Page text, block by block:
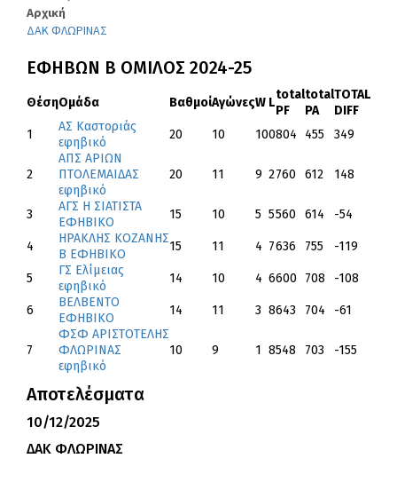
Αρχική
ΔΑΚ ΦΛΩΡΙΝΑΣ
ΕΦΗΒΩΝ Β΄ ΟΜΙΛΟΣ 2024-25
ΘέσηΟμάδα ΒαθμοίΑγώνεςW L
total
PF
total
PA
TOTAL
DIFF
1
ΑΣ Καστοριάς
εφηβικό
20 10 100804 455 349
2
ΑΠΣ ΑΡΙΩΝ
ΠΤΟΛΕΜΑΙΔΑΣ
εφηβικό
20 11 9 2760 612 148
3
ΑΓΣ Η ΣΙΑΤΙΣΤΑ
ΕΦΗΒΙΚΟ
15 10 5 5560 614 -54
4
ΗΡΑΚΛΗΣ ΚΟΖΑΝΗΣ
Β ΕΦΗΒΙΚΟ
15 11 4 7636 755 -119
5
ΓΣ Ελίμειας
εφηβικό
14 10 4 6600 708 -108
6
ΒΕΛΒΕΝΤΟ
ΕΦΗΒΙΚΟ
14 11 3 8643 704 -61
7
ΦΣΦ ΑΡΙΣΤΟΤΕΛΗΣ
ΦΛΩΡΙΝΑΣ
εφηβικό
10 9 1 8548 703 -155
Αποτελέσματα
10/12/2025
ΔΑΚ ΦΛΩΡΙΝΑΣ